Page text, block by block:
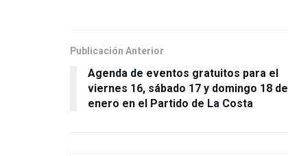
Publicación Anterior
Agenda de eventos gratuitos para el
viernes 16, sábado 17 y domingo 18 de
enero en el Partido de La Costa